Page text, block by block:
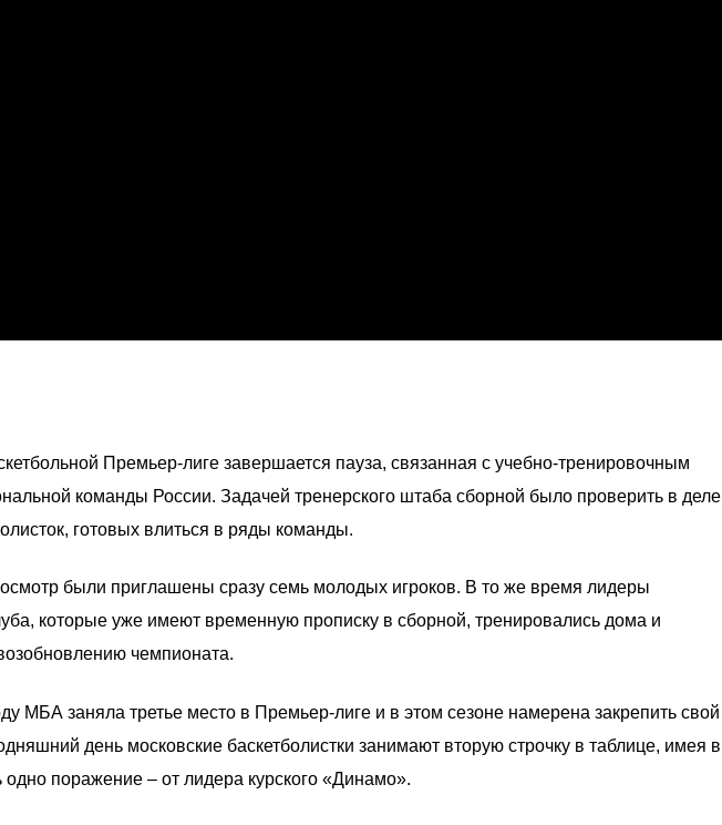
Премьер-лиге завершается пауза, связанная с учебно-тренировочным
команды России. Задачей тренерского штаба сборной было проверить в деле
готовых влиться в ряды команды.
были приглашены сразу семь молодых игроков. В то же время лидеры
которые уже имеют временную прописку в сборной, тренировались дома и
чемпионата.
МБА заняла третье место в Премьер-лиге и в этом сезоне намерена закрепить свой
день московские баскетболистки занимают вторую строчку в таблице, имея в
поражение – от лидера курского «Динамо».